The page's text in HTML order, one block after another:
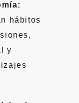
hábitos
y